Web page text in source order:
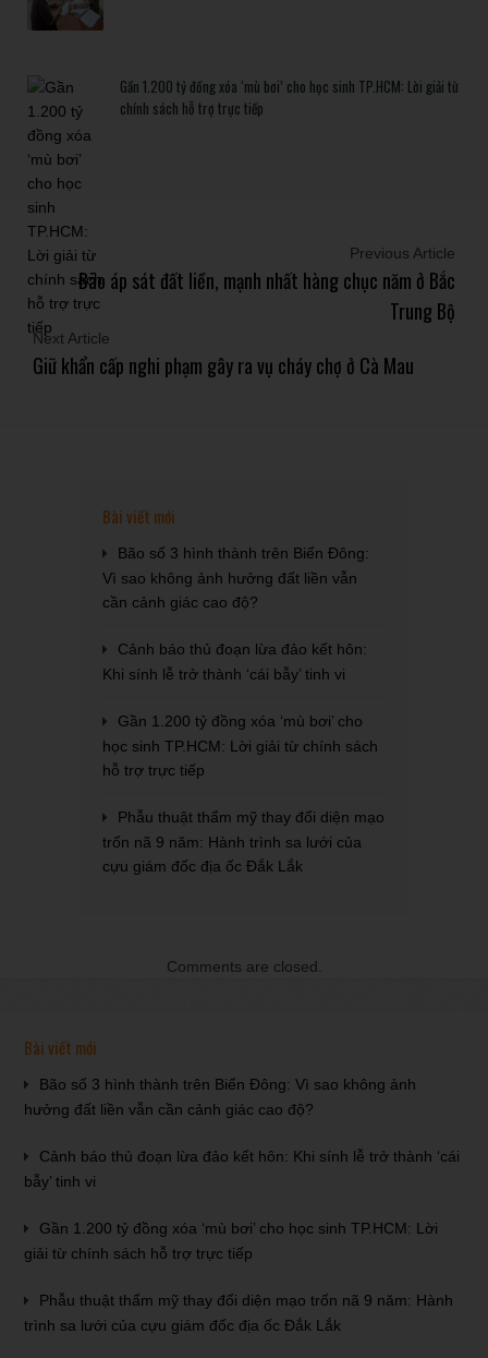
Gần 1.200 tỷ đồng xóa ‘mù bơi’ cho học sinh TP.HCM: Lời giải từ
chính sách hỗ trợ trực tiếp
Previous Article
Bão áp sát đất liền, mạnh nhất hàng chục năm ở Bắc
Trung Bộ
Next Article
Giữ khẩn cấp nghi phạm gây ra vụ cháy chợ ở Cà Mau
Bài viết mới
Bão số 3 hình thành trên Biển Đông:
Vì sao không ảnh hưởng đất liền vẫn
cần cảnh giác cao độ?
Cảnh báo thủ đoạn lừa đảo kết hôn:
Khi sính lễ trở thành ‘cái bẫy’ tinh vi
Gần 1.200 tỷ đồng xóa ‘mù bơi’ cho
học sinh TP.HCM: Lời giải từ chính sách
hỗ trợ trực tiếp
Phẫu thuật thẩm mỹ thay đổi diện mạo
trốn nã 9 năm: Hành trình sa lưới của
cựu giám đốc địa ốc Đắk Lắk
Comments are closed.
Bài viết mới
Bão số 3 hình thành trên Biển Đông: Vì sao không ảnh
hưởng đất liền vẫn cần cảnh giác cao độ?
Cảnh báo thủ đoạn lừa đảo kết hôn: Khi sính lễ trở thành ‘cái
bẫy’ tinh vi
Gần 1.200 tỷ đồng xóa ‘mù bơi’ cho học sinh TP.HCM: Lời
giải từ chính sách hỗ trợ trực tiếp
Phẫu thuật thẩm mỹ thay đổi diện mạo trốn nã 9 năm: Hành
trình sa lưới của cựu giám đốc địa ốc Đắk Lắk